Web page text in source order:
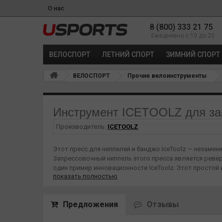
О нас
8 (800) 333 21 75
Ежедневно с 10 до 20
ВЕЛОСПОРТ ЛЕТНИЙ СПОРТ ЗИМНИЙ СПОРТ
ВЕЛОСПОРТ Прочие велоинструменты
Инструмент ICETOOLZ для
Производитель: ICETOOLZ
Этот пресс для ниппелей и банджо IceToolz —
Запрессовочный ниппель этого пресса является
один пример инновационности IceToolz. Этот
линию. Поместите трубу в специальный зажим пресса
показать полностью
Предложения Отзывы